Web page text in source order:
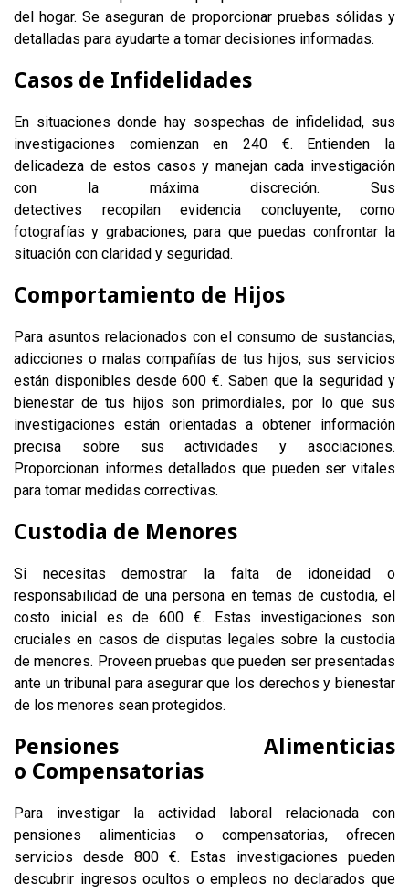
del hogar. Se aseguran de proporcionar pruebas sólidas y
detalladas para ayudarte a tomar decisiones informadas.
Casos de Infidelidades
En situaciones donde hay sospechas de infidelidad, sus
investigaciones comienzan en 240 €. Entienden la
delicadeza de estos casos y manejan cada investigación
con la máxima discreción. Sus
detectives recopilan evidencia concluyente, como
fotografías y grabaciones, para que puedas confrontar la
situación con claridad y seguridad.
Comportamiento de Hijos
Para asuntos relacionados con el consumo de sustancias,
adicciones o malas compañías de tus hijos, sus servicios
están disponibles desde 600 €. Saben que la seguridad y
bienestar de tus hijos son primordiales, por lo que sus
investigaciones están orientadas a obtener información
precisa sobre sus actividades y asociaciones.
Proporcionan informes detallados que pueden ser vitales
para tomar medidas correctivas.
Custodia de Menores
Si necesitas demostrar la falta de idoneidad o
responsabilidad de una persona en temas de custodia, el
costo inicial es de 600 €. Estas investigaciones son
cruciales en casos de disputas legales sobre la custodia
de menores. Proveen pruebas que pueden ser presentadas
ante un tribunal para asegurar que los derechos y bienestar
de los menores sean protegidos.
Pensiones Alimenticias
o Compensatorias
Para investigar la actividad laboral relacionada con
pensiones alimenticias o compensatorias, ofrecen
servicios desde 800 €. Estas investigaciones pueden
descubrir ingresos ocultos o empleos no declarados que